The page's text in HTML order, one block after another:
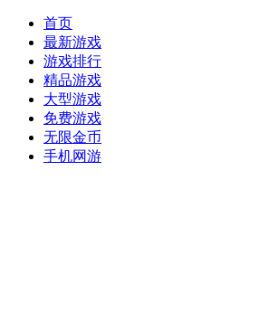
首页
最新游戏
游戏排行
精品游戏
大型游戏
免费游戏
无限金币
手机网游